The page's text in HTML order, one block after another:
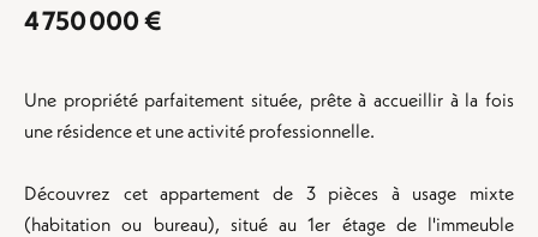
4 750 000 €
Une propriété parfaitement située, prête à accueillir à la fois
une résidence et une activité professionnelle.
Découvrez cet appartement de 3 pièces à usage mixte
(habitation ou bureau), situé au 1er étage de l'immeuble